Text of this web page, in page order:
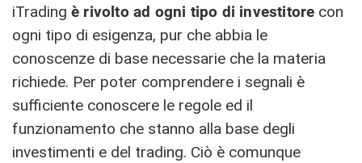
iTrading è rivolto ad ogni tipo di investitore con
ogni tipo di esigenza, pur che abbia le
conoscenze di base necessarie che la materia
richiede. Per poter comprendere i segnali è
sufficiente conoscere le regole ed il
funzionamento che stanno alla base degli
investimenti e del trading. Ciò è comunque